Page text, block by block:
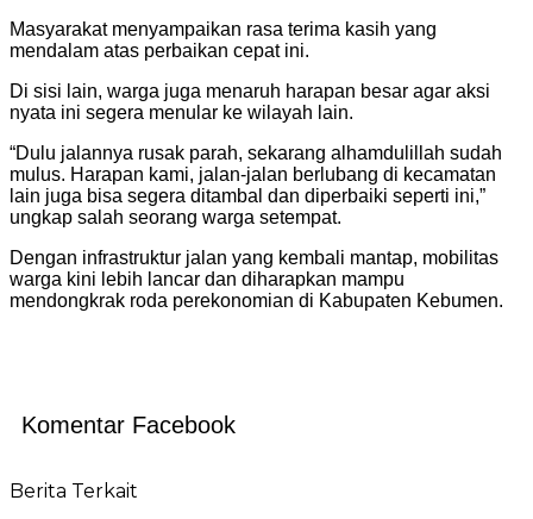
Masyarakat menyampaikan rasa terima kasih yang
mendalam atas perbaikan cepat ini.
Di sisi lain, warga juga menaruh harapan besar agar aksi
nyata ini segera menular ke wilayah lain.
“Dulu jalannya rusak parah, sekarang alhamdulillah sudah
mulus. Harapan kami, jalan-jalan berlubang di kecamatan
lain juga bisa segera ditambal dan diperbaiki seperti ini,”
ungkap salah seorang warga setempat.
Dengan infrastruktur jalan yang kembali mantap, mobilitas
warga kini lebih lancar dan diharapkan mampu
mendongkrak roda perekonomian di Kabupaten Kebumen.
Komentar Facebook
Berita Terkait